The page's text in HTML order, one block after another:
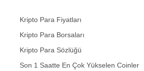
Kripto Para Fiyatları
Kripto Para Borsaları
Kripto Para Sözlüğü
Son 1 Saatte En Çok Yükselen Coinler